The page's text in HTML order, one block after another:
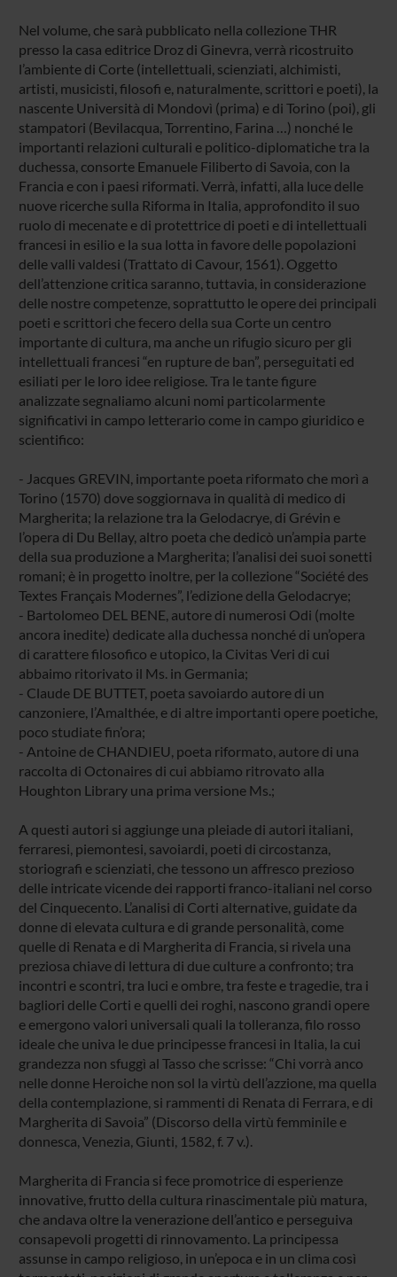
Nel volume, che sarà pubblicato nella collezione THR
presso la casa editrice Droz di Ginevra, verrà ricostruito
l’ambiente di Corte (intellettuali, scienziati, alchimisti,
artisti, musicisti, filosofi e, naturalmente, scrittori e poeti), la
nascente Università di Mondovì (prima) e di Torino (poi), gli
stampatori (Bevilacqua, Torrentino, Farina …) nonché le
importanti relazioni culturali e politico-diplomatiche tra la
duchessa, consorte Emanuele Filiberto di Savoia, con la
Francia e con i paesi riformati. Verrà, infatti, alla luce delle
nuove ricerche sulla Riforma in Italia, approfondito il suo
ruolo di mecenate e di protettrice di poeti e di intellettuali
francesi in esilio e la sua lotta in favore delle popolazioni
delle valli valdesi (Trattato di Cavour, 1561). Oggetto
dell’attenzione critica saranno, tuttavia, in considerazione
delle nostre competenze, soprattutto le opere dei principali
poeti e scrittori che fecero della sua Corte un centro
importante di cultura, ma anche un rifugio sicuro per gli
intellettuali francesi “en rupture de ban”, perseguitati ed
esiliati per le loro idee religiose. Tra le tante figure
analizzate segnaliamo alcuni nomi particolarmente
significativi in campo letterario come in campo giuridico e
scientifico:
- Jacques GREVIN, importante poeta riformato che morì a
Torino (1570) dove soggiornava in qualità di medico di
Margherita; la relazione tra la Gelodacrye, di Grévin e
l’opera di Du Bellay, altro poeta che dedicò un’ampia parte
della sua produzione a Margherita; l’analisi dei suoi sonetti
romani; è in progetto inoltre, per la collezione “Société des
Textes Français Modernes”, l’edizione della Gelodacrye;
- Bartolomeo DEL BENE, autore di numerosi Odi (molte
ancora inedite) dedicate alla duchessa nonché di un’opera
di carattere filosofico e utopico, la Civitas Veri di cui
abbaimo ritorivato il Ms. in Germania;
- Claude DE BUTTET, poeta savoiardo autore di un
canzoniere, l’Amalthée, e di altre importanti opere poetiche,
poco studiate fin’ora;
- Antoine de CHANDIEU, poeta riformato, autore di una
raccolta di Octonaires di cui abbiamo ritrovato alla
Houghton Library una prima versione Ms.;
A questi autori si aggiunge una pleiade di autori italiani,
ferraresi, piemontesi, savoiardi, poeti di circostanza,
storiografi e scienziati, che tessono un affresco prezioso
delle intricate vicende dei rapporti franco-italiani nel corso
del Cinquecento. L’analisi di Corti alternative, guidate da
donne di elevata cultura e di grande personalità, come
quelle di Renata e di Margherita di Francia, si rivela una
preziosa chiave di lettura di due culture a confronto; tra
incontri e scontri, tra luci e ombre, tra feste e tragedie, tra i
bagliori delle Corti e quelli dei roghi, nascono grandi opere
e emergono valori universali quali la tolleranza, filo rosso
ideale che univa le due principesse francesi in Italia, la cui
grandezza non sfuggì al Tasso che scrisse: “Chi vorrà anco
nelle donne Heroiche non sol la virtù dell’azzione, ma quella
della contemplazione, si rammenti di Renata di Ferrara, e di
Margherita di Savoia” (Discorso della virtù femminile e
donnesca, Venezia, Giunti, 1582, f. 7 v.).
Margherita di Francia si fece promotrice di esperienze
innovative, frutto della cultura rinascimentale più matura,
che andava oltre la venerazione dell’antico e perseguiva
consapevoli progetti di rinnovamento. La principessa
assunse in campo religioso, in un’epoca e in un clima così